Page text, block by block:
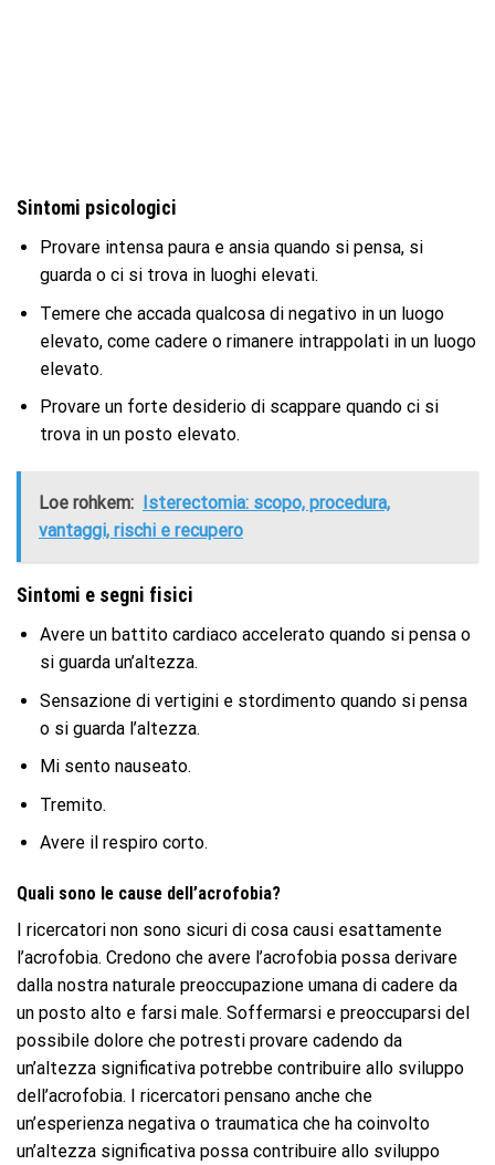
Sintomi psicologici
Provare intensa paura e ansia quando si pensa, si
guarda o ci si trova in luoghi elevati.
Temere che accada qualcosa di negativo in un luogo
elevato, come cadere o rimanere intrappolati in un luogo
elevato.
Provare un forte desiderio di scappare quando ci si
trova in un posto elevato.
Loe rohkem: Isterectomia: scopo, procedura,
vantaggi, rischi e recupero
Sintomi e segni fisici
Avere un battito cardiaco accelerato quando si pensa o
si guarda un’altezza.
Sensazione di vertigini e stordimento quando si pensa
o si guarda l’altezza.
Mi sento nauseato.
Tremito.
Avere il respiro corto.
Quali sono le cause dell’acrofobia?
I ricercatori non sono sicuri di cosa causi esattamente
l’acrofobia. Credono che avere l’acrofobia possa derivare
dalla nostra naturale preoccupazione umana di cadere da
un posto alto e farsi male. Soffermarsi e preoccuparsi del
possibile dolore che potresti provare cadendo da
un’altezza significativa potrebbe contribuire allo sviluppo
dell’acrofobia. I ricercatori pensano anche che
un’esperienza negativa o traumatica che ha coinvolto
un’altezza significativa possa contribuire allo sviluppo